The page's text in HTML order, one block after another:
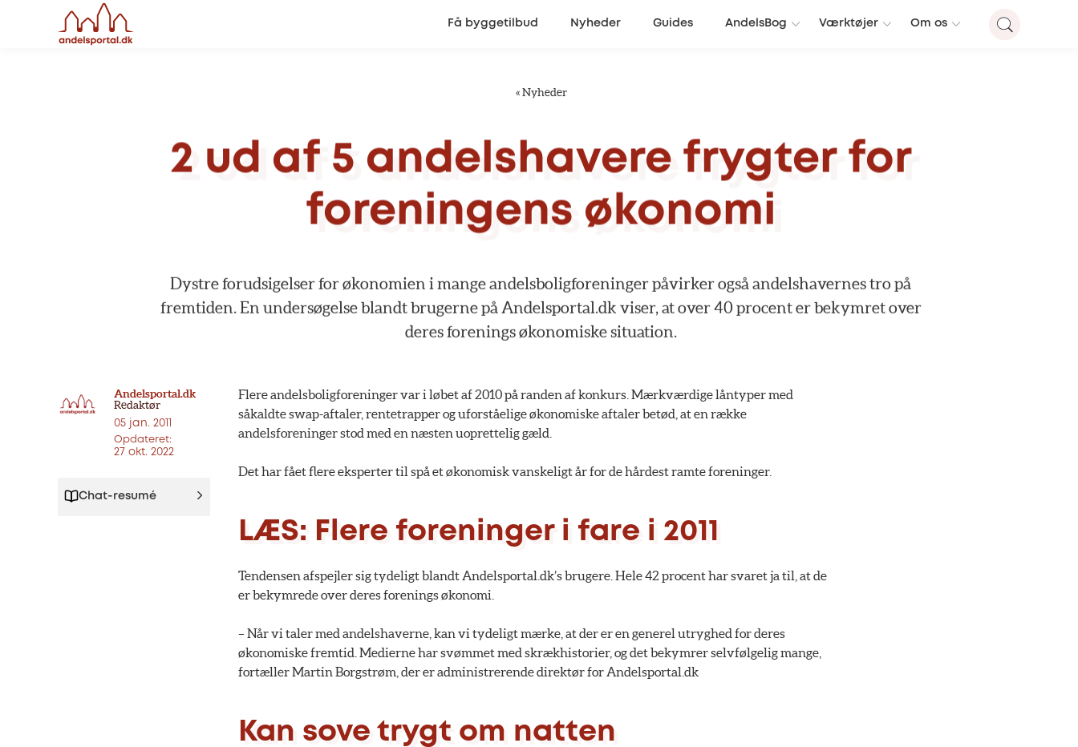
Få byggetilbud Nyheder Guides AndelsBog Værktøjer Om os
« Nyheder
2 ud af 5 andelshavere frygter for
foreningens økonomi
Dystreforudsigelserforøkonomien i mangeandelsboligforeningerpåvirkerogsåandelshavernestro på
fremtiden. En undersøgelse blandt brugerne på Andelsportal.dk viser, at over 40 procent er bekymret over
deres forenings økonomiske situation.
Andelsportal.dk
Redaktør
05 jan. 2011
Opdateret:
27 okt. 2022
Chat-resumé
Flere andelsboligforeninger var i løbet af 2010 på randen af konkurs. Mærkværdige låntyper med
såkaldte swap-aftaler, rentetrapper og uforståelige økonomiske aftaler betød, at en række
andelsforeninger stod med en næsten uoprettelig gæld.
Det har fået flere eksperter til spå et økonomisk vanskeligt år for de hårdest ramte foreninger.
LÆS: Flere foreninger i fare i 2011
Tendensen afspejler sig tydeligt blandt Andelsportal.dk’s brugere. Hele 42 procent har svaret ja til, at de
er bekymrede over deres forenings økonomi.
– Når vi taler med andelshaverne, kan vi tydeligt mærke, at der er en generel utryghed for deres
økonomiske fremtid. Medierne har svømmet med skrækhistorier, og det bekymrer selvfølgelig mange,
fortæller Martin Borgstrøm, der er administrerende direktør for Andelsportal.dk
Kan sove trygt om natten